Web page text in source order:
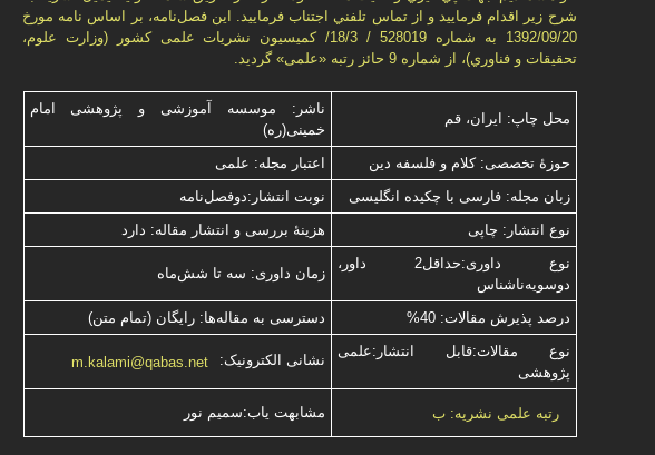
شرح زير اقدام فرماييد و از تماس تلفني اجتناب فرماييد. اين فصل‌نامه، بر اساس نامه مورخ
1392/09/20 به شماره 528019 / 18/3/ كميسيون نشريات علمی كشور (وزارت علوم،
تحقيقات و فناوري)، از شماره 9 حائز رتبه «علمی» گرديد.
محل چاپ: ایران، قم
ناشر: موسسه آموزشی و پژوهشی امام
خمینی(ره)
حوزۀ تخصصی: کلام و فلسفه دین
اعتبار مجله: علمی
زبان مجله: فارسی با چكیده انگلیسی
نوبت انتشار:دوفصل‌نامه
نوع انتشار: چاپی
هزینۀ بررسی و انتشار مقاله: دارد
نوع داوری:حداقل2 داور،
دوسویه‌ناشناس
زمان داوری: سه تا شش‌ماه
درصد پذیرش مقالات: 40%
دسترسی به مقاله‌ها: رایگان (تمام متن)
نوع مقالات:قابل انتشار:علمی
پژوهشی
نشانی الکترونیک: m.kalami@qabas.net
رتبه علمی نشریه: ب مشابهت ياب:سميم نور